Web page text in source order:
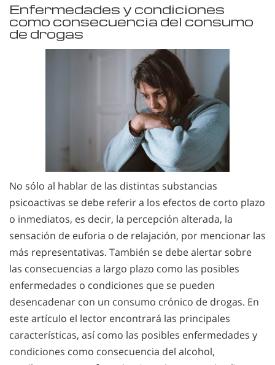
Enfermedades y condiciones
como consecuencia del consumo
de drogas
No sólo al hablar de las distintas substancias
psicoactivas se debe referir a los efectos de corto plazo
o inmediatos, es decir, la percepción alterada, la
sensación de euforia o de relajación, por mencionar las
más representativas. También se debe alertar sobre
las consecuencias a largo plazo como las posibles
enfermedades o condiciones que se pueden
desencadenar con un consumo crónico de drogas. En
este artículo el lector encontrará las principales
características, así como las posibles enfermedades y
condiciones como consecuencia del alcohol,